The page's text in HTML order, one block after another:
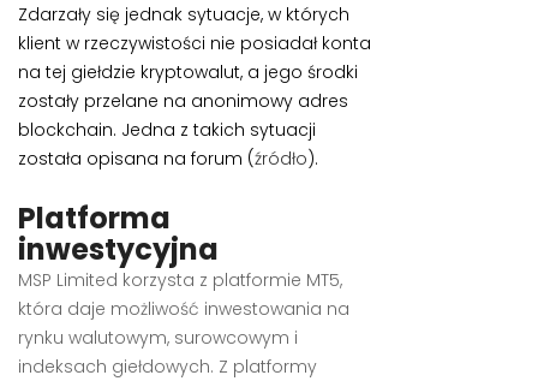
Zdarzały się jednak sytuacje, w których
klient w rzeczywistości nie posiadał konta
na tej giełdzie kryptowalut, a jego środki
zostały przelane na anonimowy adres
blockchain. Jedna z takich sytuacji
została opisana na forum (źródło).
Platforma
inwestycyjna
MSP Limited korzysta z platformie MT5,
która daje możliwość inwestowania na
rynku walutowym, surowcowym i
indeksach giełdowych. Z platformy